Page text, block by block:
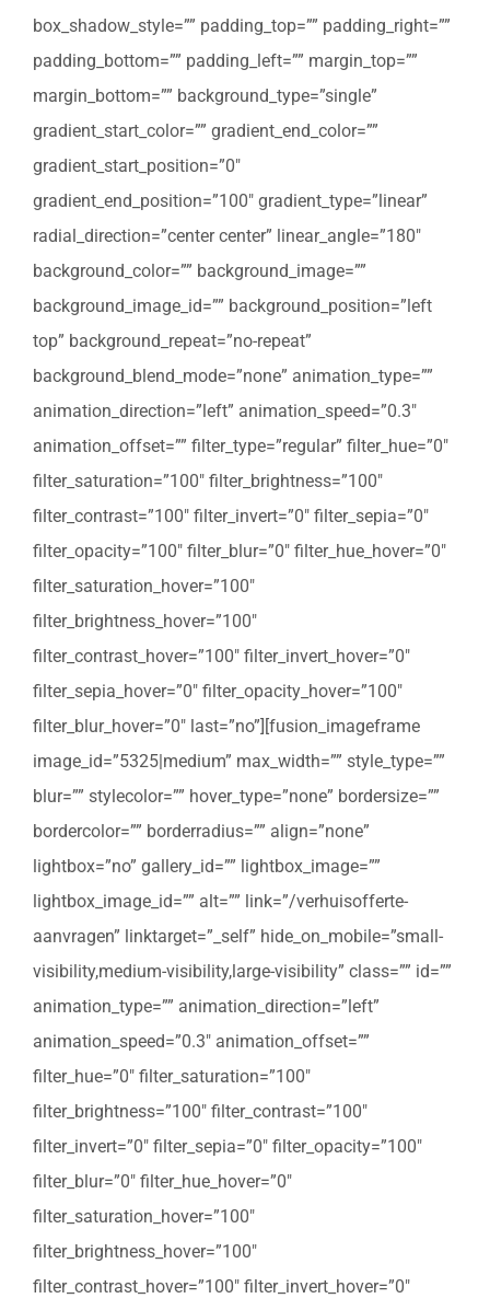
box_shadow_style=”” padding_top=”” padding_right=””
padding_bottom=”” padding_left=”” margin_top=””
margin_bottom=”” background_type=”single”
gradient_start_color=”” gradient_end_color=””
gradient_start_position=”0″
gradient_end_position=”100″ gradient_type=”linear”
radial_direction=”center center” linear_angle=”180″
background_color=”” background_image=””
background_image_id=”” background_position=”left
top” background_repeat=”no-repeat”
background_blend_mode=”none” animation_type=””
animation_direction=”left” animation_speed=”0.3″
animation_offset=”” filter_type=”regular” filter_hue=”0″
filter_saturation=”100″ filter_brightness=”100″
filter_contrast=”100″ filter_invert=”0″ filter_sepia=”0″
filter_opacity=”100″ filter_blur=”0″ filter_hue_hover=”0″
filter_saturation_hover=”100″
filter_brightness_hover=”100″
filter_contrast_hover=”100″ filter_invert_hover=”0″
filter_sepia_hover=”0″ filter_opacity_hover=”100″
filter_blur_hover=”0″ last=”no”][fusion_imageframe
image_id=”5325|medium” max_width=”” style_type=””
blur=”” stylecolor=”” hover_type=”none” bordersize=””
bordercolor=”” borderradius=”” align=”none”
lightbox=”no” gallery_id=”” lightbox_image=””
lightbox_image_id=”” alt=”” link=”/verhuisofferte-
aanvragen” linktarget=”_self” hide_on_mobile=”small-
visibility,medium-visibility,large-visibility” class=”” id=””
animation_type=”” animation_direction=”left”
animation_speed=”0.3″ animation_offset=””
filter_hue=”0″ filter_saturation=”100″
filter_brightness=”100″ filter_contrast=”100″
filter_invert=”0″ filter_sepia=”0″ filter_opacity=”100″
filter_blur=”0″ filter_hue_hover=”0″
filter_saturation_hover=”100″
filter_brightness_hover=”100″
filter_contrast_hover=”100″ filter_invert_hover=”0″